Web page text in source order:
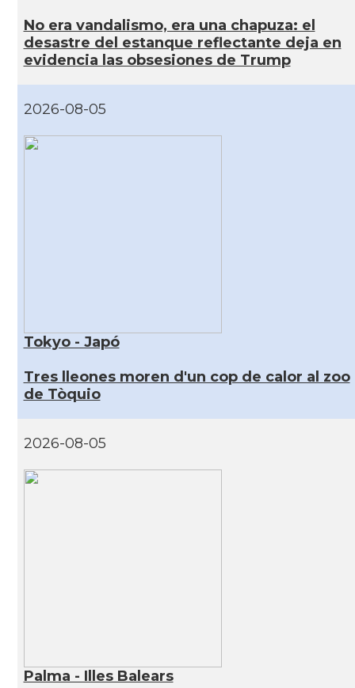
No era vandalismo, era una chapuza: el
desastre del estanque reflectante deja en
evidencia las obsesiones de Trump
2026-08-05
Tokyo - Japó
Tres lleones moren d'un cop de calor al zoo
de Tòquio
2026-08-05
Palma - Illes Balears